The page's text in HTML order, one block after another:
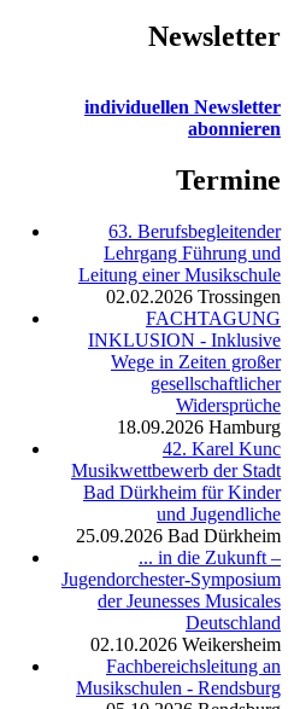
Newsletter
individuellen Newsletter
abonnieren
Termine
63. Berufsbegleitender
Lehrgang Führung und
Leitung einer Musikschule
02.02.2026 Trossingen
FACHTAGUNG
INKLUSION - Inklusive
Wege in Zeiten großer
gesellschaftlicher
Widersprüche
18.09.2026 Hamburg
42. Karel Kunc
Musikwettbewerb der Stadt
Bad Dürkheim für Kinder
und Jugendliche
25.09.2026 Bad Dürkheim
... in die Zukunft –
Jugendorchester-Symposium
der Jeunesses Musicales
Deutschland
02.10.2026 Weikersheim
Fachbereichsleitung an
Musikschulen - Rendsburg